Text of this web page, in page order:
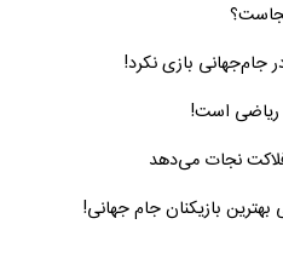
جام‌جهانی بازی نکرد!
ریاضی است!